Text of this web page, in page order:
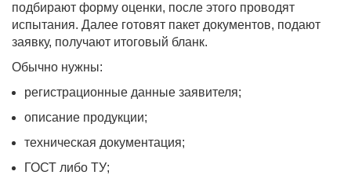
подбирают форму оценки, после этого проводят
испытания. Далее готовят пакет документов, подают
заявку, получают итоговый бланк.
Обычно нужны:
регистрационные данные заявителя;
описание продукции;
техническая документация;
ГОСТ либо ТУ;